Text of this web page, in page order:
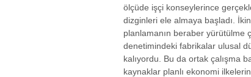
ölçüde işçi konseylerince
dizginleri ele almaya başladı.
planlamanın beraber yürütülme
denetimindeki fabrikalar ulusal
kalıyordu. Bu da ortak çalışma
kaynaklar planlı ekonomi